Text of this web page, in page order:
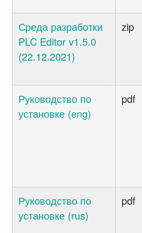
Среда разработки
PLC Editor v1.5.0
(22.12.2021)
zip
Руководство по
установке (eng)
pdf
Руководство по
установке (rus)
pdf